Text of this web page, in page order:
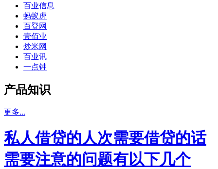
百业信息
蚂蚁虎
百登网
壹佰业
炒米网
百业讯
一点钟
产品知识
更多...
私人借贷的人次需要借贷的话
需要注意的问题有以下几个